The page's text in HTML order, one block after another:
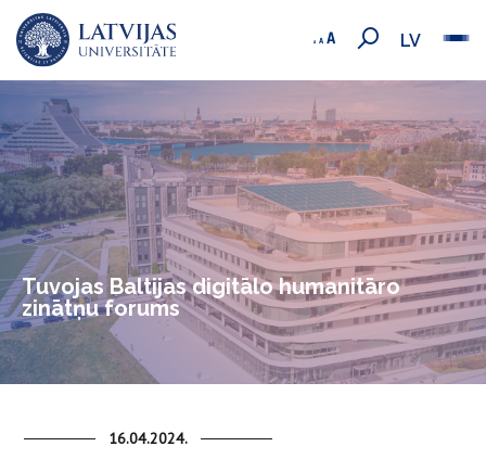
LV
Tuvojas Baltijas digitālo humanitāro
zinātņu forums
16.04.2024.